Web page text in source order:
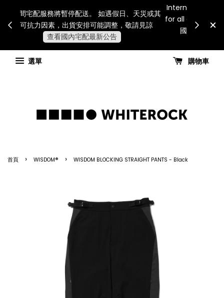
連假期間宅配服務將暫停配送。 如遇假日、天災或其
他不可抗力因素，出貨安排可能調整，敬請見諒
查看國內宅配最新公告
for all
國
選單
購物車
首頁 › WISDOM® › WISDOM BLOCKING STRAIGHT PANTS - Black